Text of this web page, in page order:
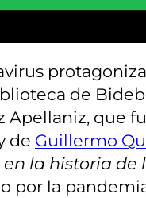
de
Apellaniz,
de Guillermo
la historia de
por la